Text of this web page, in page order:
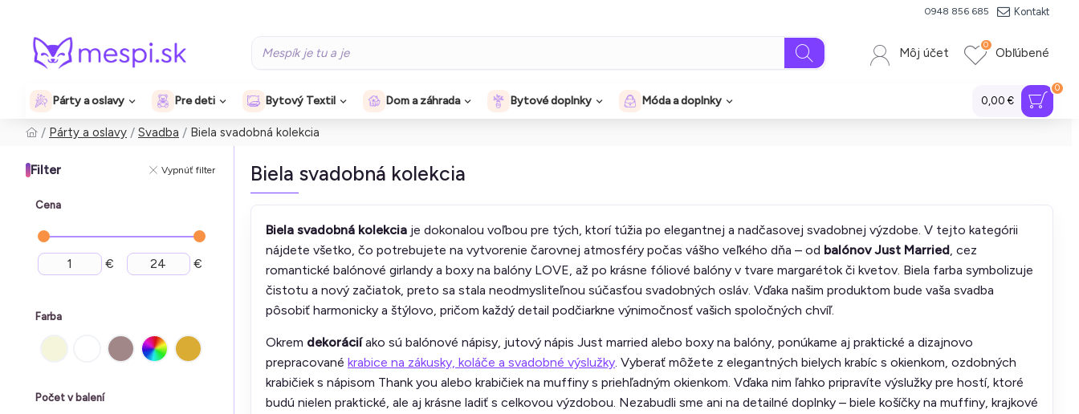
0948 856 685 Kontakt
Môj účet Obľúbené
0
Párty a oslavy Pre deti Bytový Textil Dom a záhrada Bytové doplnky Móda a doplnky 0,00 €
0
Párty a oslavy Svadba Biela svadobná kolekcia
Filter Vypnúť filter
Cena
€ €
Počet v balení
Farba
Biela svadobná kolekcia
Biela svadobná kolekcia je dokonalou voľbou pre tých, ktorí túžia po elegantnej a nadčasovej svadobnej výzdobe. V tejto kategórii
nájdete všetko, čo potrebujete na vytvorenie čarovnej atmosféry počas vášho veľkého dňa – od balónov Just Married, cez
romantické balónové girlandy a boxy na balóny LOVE, až po krásne fóliové balóny v tvare margarétok či kvetov. Biela farba symbolizuje
čistotu a nový začiatok, preto sa stala neodmysliteľnou súčasťou svadobných osláv. Vďaka našim produktom bude vaša svadba
pôsobiť harmonicky a štýlovo, pričom každý detail podčiarkne výnimočnosť vašich spoločných chvíľ.
Okrem dekoráciíako sú balónové nápisy, jutový nápis Just married alebo boxy na balóny, ponúkame aj praktické a dizajnovo
prepracované krabice na zákusky, koláče a svadobné výslužky. Vyberať môžete z elegantných bielych krabíc s okienkom, ozdobných
krabičiek s nápisom Thank you alebo krabičiek na muffiny s priehľadným okienkom. Vďaka nim ľahko pripravíte výslužky pre hostí, ktoré
budú nielen praktické, ale aj krásne ladiť s celkovou výzdobou. Nezabudli sme ani na detailné doplnky – biele košíčky na muffiny, krajkové